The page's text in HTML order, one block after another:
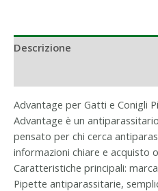
Descrizione
Advantage per Gatti e Conigli
Advantage è un
pensato per chi cerca
informazioni chiare e acquisto
Caratteristiche principali:
Pipette antiparassitarie,